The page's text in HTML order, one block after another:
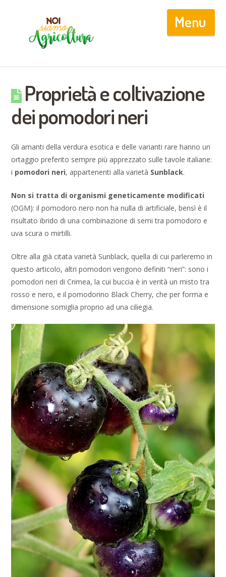
Proprietà e coltivazione
dei pomodori neri
Gli amanti della verdura esotica e delle varianti rare hanno un
ortaggio preferito sempre più apprezzato sulle tavole italiane:
i pomodori neri, appartenenti alla varietà Sunblack.
Non si tratta di organismi geneticamente modificati
(OGM): il pomodoro nero non ha nulla di artificiale, bensì è il
risultato ibrido di una combinazione di semi tra pomodoro e
uva scura o mirtilli.
Oltre alla già citata varietà Sunblack, quella di cui parleremo in
questo articolo, altri pomodori vengono definiti “neri”: sono i
pomodori neri di Crimea, la cui buccia è in verità un misto tra
rosso e nero, e il pomodorino Black Cherry, che per forma e
dimensione somiglia proprio ad una ciliegia.